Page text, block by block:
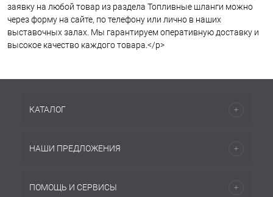
заявку на любой товар из раздела Топливные шланги можно
через форму на сайте, по телефону или лично в наших
выставочных залах. Мы гарантируем оперативную доставку и
высокое качество каждого товара.</p>
КАТАЛОГ
НАШИ ПРЕДЛОЖЕНИЯ
ПОМОЩЬ И СЕРВИСЫ